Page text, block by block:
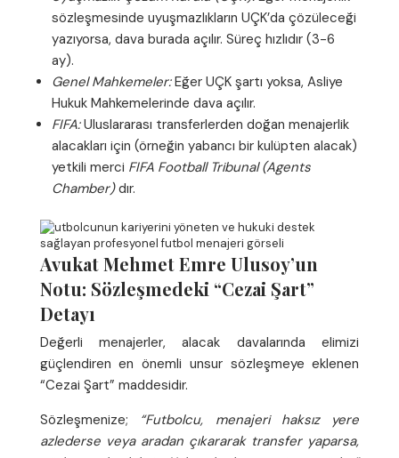
sözleşmesinde uyuşmazlıkların UÇK’da çözüleceği
yazıyorsa, dava burada açılır. Süreç hızlıdır (3-6
ay).
Genel Mahkemeler:Eğer UÇK şartı yoksa, Asliye
Hukuk Mahkemelerinde dava açılır.
FIFA:Uluslararası transferlerden doğan menajerlik
alacakları için (örneğin yabancı bir kulüpten alacak)
yetkili merci FIFA Football Tribunal (Agents
Chamber)dır.
Avukat Mehmet Emre Ulusoy’un
Notu: Sözleşmedeki “Cezai Şart”
Detayı
Değerli menajerler, alacak davalarında elimizi
güçlendiren en önemli unsur sözleşmeye eklenen
“Cezai Şart” maddesidir.
Sözleşmenize; “Futbolcu, menajeri haksız yere
azlederse veya aradan çıkararak transfer yaparsa,